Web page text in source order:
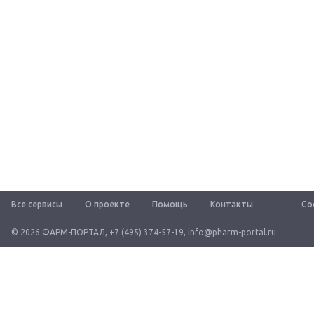
Все сервисы О проекте Помощь Контакты
© 2026 ФАРМ-ПОРТАЛ, +7 (495) 374-57-19, info@pharm-portal.ru